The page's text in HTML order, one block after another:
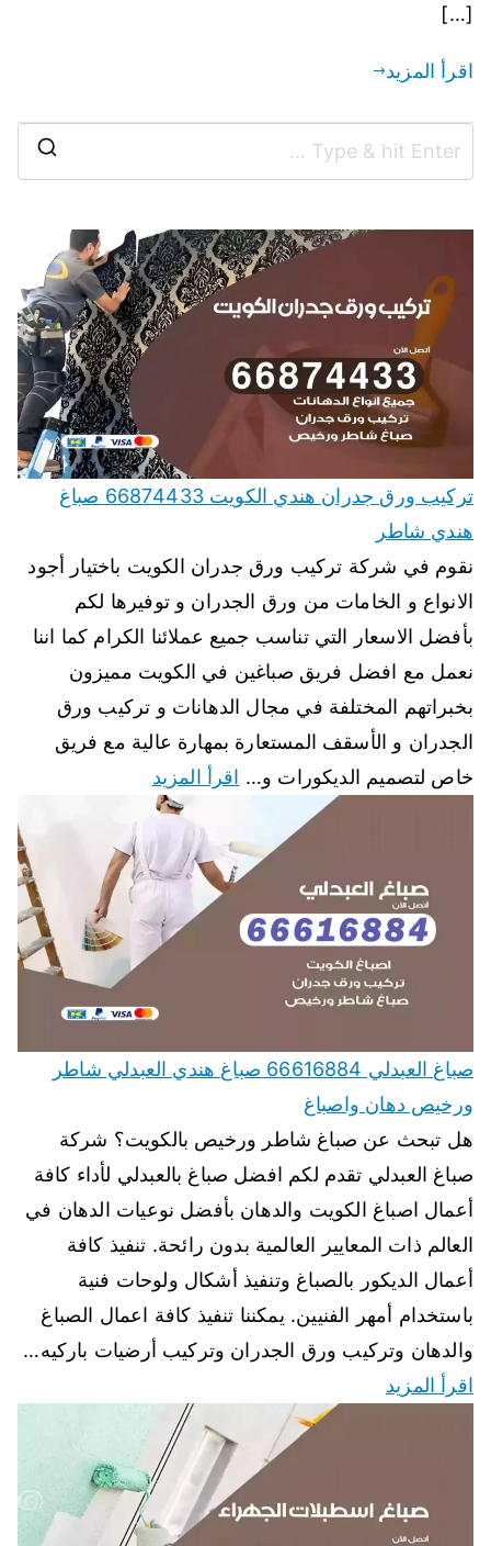
[…]
اقرأ المزيد
تركيب ورق جدران هندي الكويت 66874433 صباغ
هندي شاطر
نقوم في شركة تركيب ورق جدران الكويت باختيار أجود
الانواع و الخامات من ورق الجدران و توفيرها لكم
بأفضل الاسعار التي تناسب جميع عملائنا الكرام كما اننا
نعمل مع افضل فريق صباغين في الكويت مميزون
بخبراتهم المختلفة في مجال الدهانات و تركيب ورق
الجدران و الأسقف المستعارة بمهارة عالية مع فريق
خاص لتصميم الديكورات و… اقرأ المزيد
صباغ العبدلي 66616884 صباغ هندي العبدلي شاطر
ورخيص دهان واصباغ
هل تبحث عن صباغ شاطر ورخيص بالكويت؟ شركة
صباغ العبدلي تقدم لكم افضل صباغ بالعبدلي لأداء كافة
أعمال اصباغ الكويت والدهان بأفضل نوعيات الدهان في
العالم ذات المعايير العالمية بدون رائحة. تنفيذ كافة
أعمال الديكور بالصباغ وتنفيذ أشكال ولوحات فنية
باستخدام أمهر الفنيين. يمكننا تنفيذ كافة اعمال الصباغ
والدهان وتركيب ورق الجدران وتركيب أرضيات باركيه…
اقرأ المزيد